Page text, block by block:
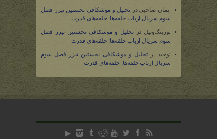
ایمان صاحبی در تحلیل و موشکافی نخستین تیزر فصل
سوم سریال ارباب حلقه‌ها: حلقه‌های قدرت
تورینگ‌وتیل در تحلیل و موشکافی نخستین تیزر فصل
سوم سریال ارباب حلقه‌ها: حلقه‌های قدرت
توحید درتحلیل و موشکافی نخستین تیزر فصل سوم
سریال ارباب حلقه‌ها: حلقه‌های قدرت